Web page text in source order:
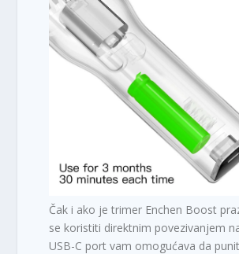
Čak i ako je trimer Enchen Boost
se koristiti direktnim povezivanjem
USB-C port vam omogućava da